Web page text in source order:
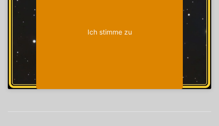
Ich stimme zu